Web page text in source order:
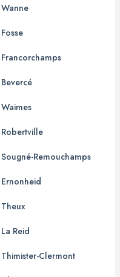
Wanne
Fosse
Francorchamps
Bevercé
Waimes
Robertville
Sougné-Remouchamps
Ernonheid
Theux
La Reid
Thimister-Clermont